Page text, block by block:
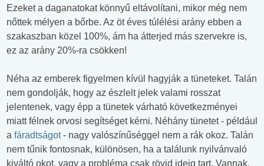
Ezeket a daganatokat könnyű eltávolítani, mikor még nem
nőttek mélyen a bőrbe. Az öt éves túlélési arány ebben a
szakaszban közel 100%, ám ha átterjed más szervekre is,
ez az arány 20%-ra csökken!
Néha az emberek figyelmen kívül hagyják a tüneteket. Talán
nem gondolják, hogy az észlelt jelek valami rosszat
jelentenek, vagy épp a tünetek várható következményei
miatt félnek orvosi segítséget kérni. Néhány tünetet - például
a fáradtságot- nagy valószínűséggel nem a rák okoz. Talán
nem tűnik fontosnak, különösen, ha a találunk nyilvánvaló
kiváltó okot, vagy a probléma csak rövid ideig tart. Vannak,